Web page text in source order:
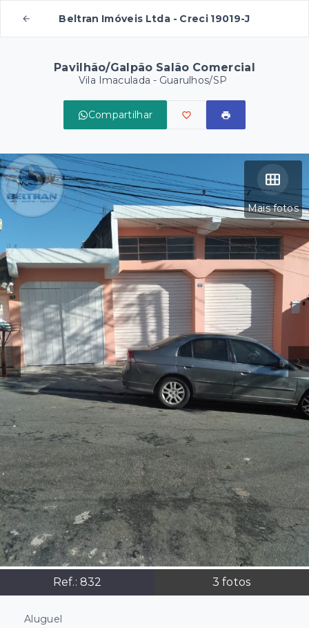
Beltran Imóveis Ltda - Creci 19019-J
Pavilhão/Galpão Salão Comercial
Vila Imaculada - Guarulhos/SP
Compartilhar
Mais fotos
Ref.: 832 3 fotos
Aluguel